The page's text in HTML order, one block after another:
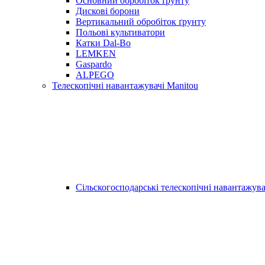
Дискові борони
Вертикальний обробіток ґрунту
Польові культиватори
Катки Dal-Bo
LEMKEN
Gaspardo
ALPEGO
Телескопічні навантажувачі Manitou
Сільскогосподарські телескопічні